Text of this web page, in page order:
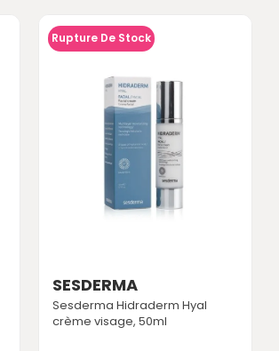
Rupture De Stock
SESDERMA
Sesderma Hidraderm Hyal
crème visage, 50ml